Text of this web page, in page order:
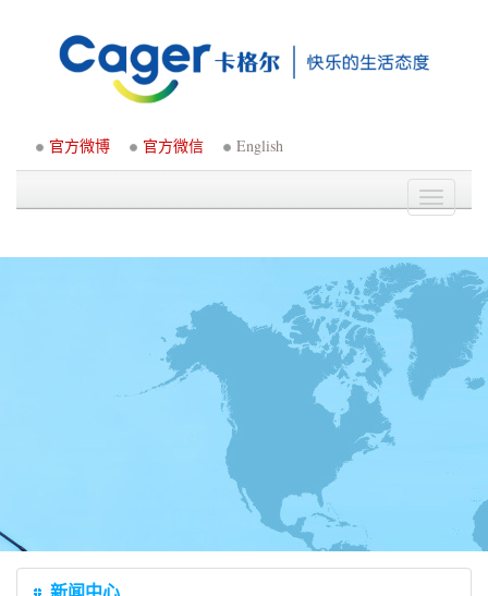
官方微博 官方微信 English
Toggle